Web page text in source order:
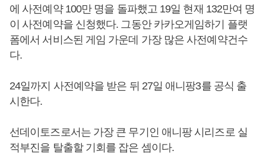
에 사전예약 100만 명을 돌파했고 19일 현재 132만여 명
이 사전예약을 신청했다. 그동안 카카오게임하기 플랫
폼에서 서비스된 게임 가운데 가장 많은 사전예약건수
다.
24일까지 사전예약을 받은 뒤 27일 애니팡3를 공식 출
시한다.
선데이토즈로서는 가장 큰 무기인 애니팡 시리즈로 실
적부진을 탈출할 기회를 잡은 셈이다.